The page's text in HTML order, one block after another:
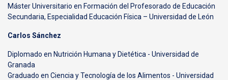
Máster Universitario en Formación del Profesorado de Educación
Secundaria, Especialidad Educación Física – Universidad de León
Carlos Sánchez
Diplomado en Nutrición Humana y Dietética - Universidad de
Granada
Graduado en Ciencia y Tecnología de los Alimentos - Universidad